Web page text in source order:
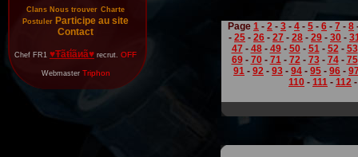
Clans Nous trouver Charte
Postuler Participe au site
Contact
Chef FR1 ♥Ŧãŧΐãиã♥ recrut. OFF
Webmaster Triphon
Page 1 - 2 - 3 - 4 - 5 - 6 - 7 - 8
- 25 - 26 - 27 - 28 - 29 - 30 -
47 - 48- 49- 50- 51- 52- 53
69- 70- 71- 72- 73- 74- 75
91 - 92 - 93 - 94 - 95 - 96 -
110 - 111 - 112